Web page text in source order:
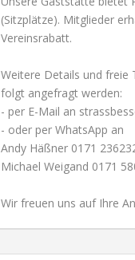
(Sitzplätze). Mitglieder
Vereinsrabatt.
Weitere Details und freie
folgt angefragt werden:
- per E-Mail an
- oder per WhatsApp an
Andy Häßner 0171
Michael Weigand 0171
Wir freuen uns auf Ihre